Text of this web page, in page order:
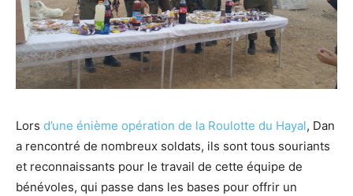
Lors d’une énième opération de la Roulotte du Hayal, Dan
a rencontré de nombreux soldats, ils sont tous souriants
et reconnaissants pour le travail de cette équipe de
bénévoles, qui passe dans les bases pour offrir un